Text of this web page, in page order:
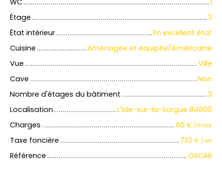
WC
1
Étage
3
État intérieur
En excellent état
Cuisine
Aménagée et équipée/Américaine
Vue
Ville
Cave
Non
Nombre d'étages du bâtiment
3
Localisation
L'Isle-sur-la-Sorgue 84800
Charges
60 € /mois
Taxe foncière 732 € /an
Référence OSCAR